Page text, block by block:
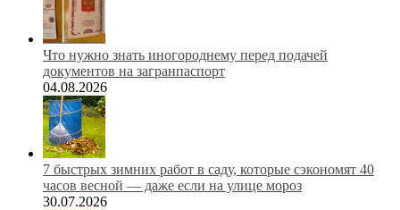
Что нужно знать иногороднему перед подачей
документов на загранпаспорт
04.08.2026
7 быстрых зимних работ в саду, которые сэкономят 40
часов весной — даже если на улице мороз
30.07.2026